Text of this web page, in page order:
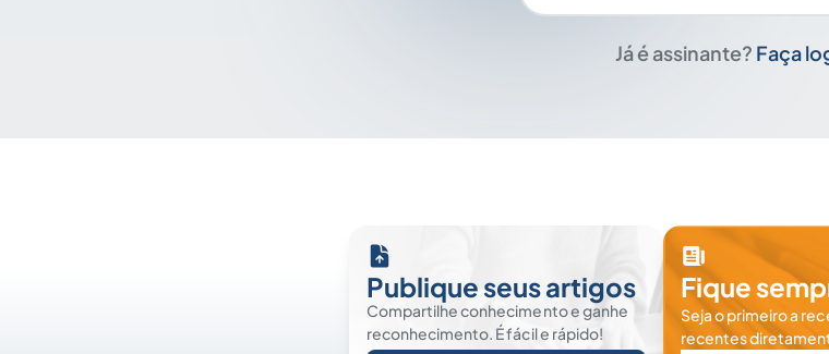
Já é assinante? Faça
Publique seus artigos
Compartilhe conhecimento e ganhe
reconhecimento. É fácil e rápido!
Fique
Seja o primeiro a
recentes